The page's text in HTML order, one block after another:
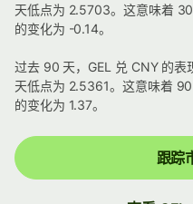
天低点为 2.5703。这意味着
的变化为 -0.14。
过去 90 天，GEL 兑 CNY 的
天低点为 2.5361。这意味着
的变化为 1.37。
跟踪